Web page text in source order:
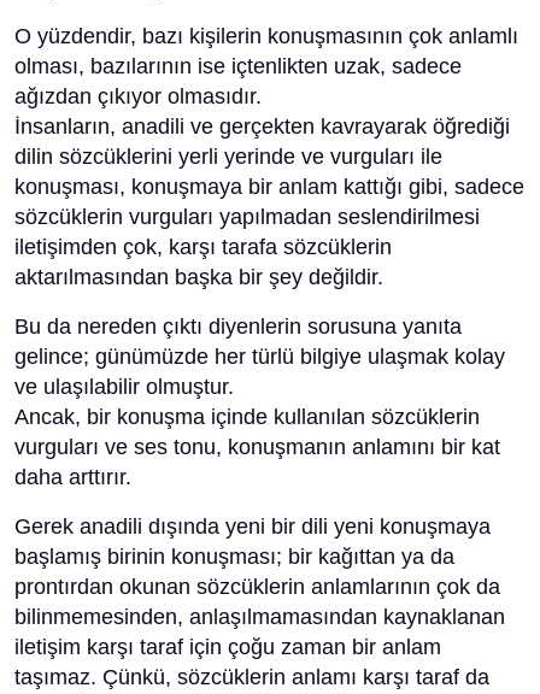
O yüzdendir, bazı kişilerin konuşmasının çok anlamlı
olması, bazılarının ise içtenlikten uzak, sadece
ağızdan çıkıyor olmasıdır.
İnsanların, anadili ve gerçekten kavrayarak öğrediği
dilin sözcüklerini yerli yerinde ve vurguları ile
konuşması, konuşmaya bir anlam kattığı gibi, sadece
sözcüklerin vurguları yapılmadan seslendirilmesi
iletişimden çok, karşı tarafa sözcüklerin
aktarılmasından başka bir şey değildir.
Bu da nereden çıktı diyenlerin sorusuna yanıta
gelince; günümüzde her türlü bilgiye ulaşmak kolay
ve ulaşılabilir olmuştur.
Ancak, bir konuşma içinde kullanılan sözcüklerin
vurguları ve ses tonu, konuşmanın anlamını bir kat
daha arttırır.
Gerek anadili dışında yeni bir dili yeni konuşmaya
başlamış birinin konuşması; bir kağıttan ya da
prontırdan okunan sözcüklerin anlamlarının çok da
bilinmemesinden, anlaşılmamasından kaynaklanan
iletişim karşı taraf için çoğu zaman bir anlam
taşımaz. Çünkü, sözcüklerin anlamı karşı taraf da